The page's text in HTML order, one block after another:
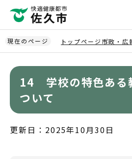
ペ
ー
ジ
現在のページ トップページ 市政・広
14 学校の特色ある
ついて
更新日：2025年10月30日